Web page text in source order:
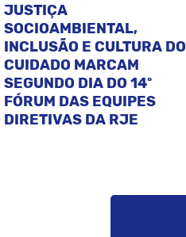
JUSTIÇA
SOCIOAMBIENTAL,
INCLUSÃO E CULTURA DO
CUIDADO MARCAM
SEGUNDO DIA DO 14º
FÓRUM DAS EQUIPES
DIRETIVAS DA RJE